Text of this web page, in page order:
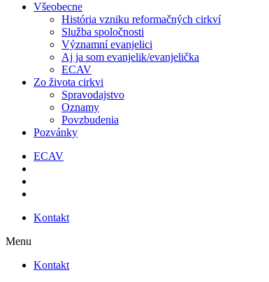
Všeobecne
História vzniku reformačných cirkví
Služba spoločnosti
Významní evanjelici
Aj ja som evanjelik/evanjelička
ECAV
Zo života cirkvi
Spravodajstvo
Oznamy
Povzbudenia
Pozvánky
ECAV
Kontakt
Menu
Kontakt